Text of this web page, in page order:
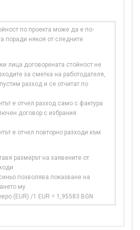
по проекта може да е по-
поради някоя от следните
лица договорената стойност не
за сметка на работодателя,
разход и се отчитат по
е отчел разход само с фактура
договор с избрания
е отчел повторно разходи към
размерът на заявените от
позволява показване на
му
(EUR) /1 EUR = 1,95583 BGN